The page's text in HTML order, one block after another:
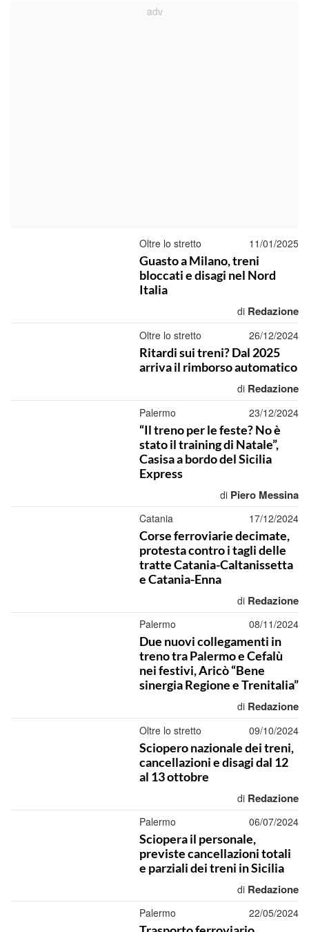
Oltre lo stretto 11/01/2025
Guasto a Milano, treni
bloccati e disagi nel Nord
Italia
di Redazione
Oltre lo stretto 26/12/2024
Ritardi sui treni? Dal 2025
arriva il rimborso automatico
di Redazione
Palermo 23/12/2024
“Il treno per le feste? No è
stato il training di Natale”,
Casisa a bordo del Sicilia
Express
di Piero Messina
Catania 17/12/2024
Corse ferroviarie decimate,
protesta contro i tagli delle
tratte Catania-Caltanissetta
e Catania-Enna
di Redazione
Palermo 08/11/2024
Due nuovi collegamenti in
treno tra Palermo e Cefalù
nei festivi, Aricò “Bene
sinergia Regione e Trenitalia”
di Redazione
Oltre lo stretto 09/10/2024
Sciopero nazionale dei treni,
cancellazioni e disagi dal 12
al 13 ottobre
di Redazione
Palermo 06/07/2024
Sciopera il personale,
previste cancellazioni totali
e parziali dei treni in Sicilia
di Redazione
Palermo 22/05/2024